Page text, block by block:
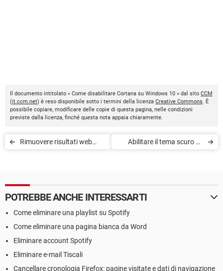
Il documento intitolato « Come disabilitare Cortana su Windows 10 » dal sito CCM
(it.ccm.net) è reso disponibile sotto i termini della licenza Creative Commons. È
possibile copiare, modificare delle copie di questa pagina, nelle condizioni
previste dalla licenza, finché questa nota appaia chiaramente.
Rimuovere risultati web
Abilitare il tema scuro su
POTREBBE ANCHE INTERESSARTI
Come eliminare una playlist su Spotify
Come eliminare una pagina bianca da Word
Eliminare account Spotify
Eliminare e-mail Tiscali
Cancellare cronologia Firefox: pagine visitate e dati di navigazione